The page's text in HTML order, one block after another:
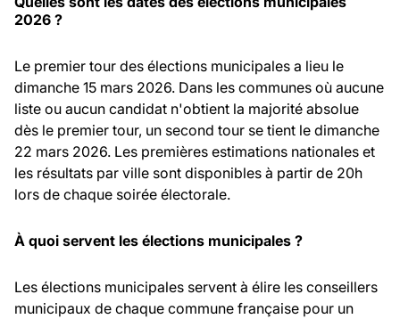
2026 ?
Le premier tour des élections municipales a lieu le
dimanche 15 mars 2026. Dans les communes où aucune
liste ou aucun candidat n'obtient la majorité absolue
dès le premier tour, un second tour se tient le dimanche
22 mars 2026. Les premières estimations nationales et
les résultats par ville sont disponibles à partir de 20h
lors de chaque soirée électorale.
À quoi servent les élections municipales ?
Les élections municipales servent à élire les conseillers
municipaux de chaque commune française pour un